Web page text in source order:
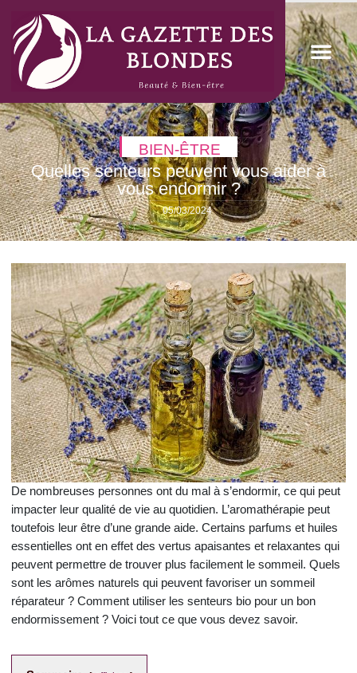
BIEN-ÊTRE
Quelles senteurs peuvent vous aider à
vous endormir ?
05/03/2024
De nombreuses personnes ont du mal à s’endormir, ce qui peut
impacter leur qualité de vie au quotidien. L’aromathérapie peut
toutefois leur être d’une grande aide. Certains parfums et huiles
essentielles ont en effet des vertus apaisantes et relaxantes qui
peuvent permettre de trouver plus facilement le sommeil. Quels
sont les arômes naturels qui peuvent favoriser un sommeil
réparateur ? Comment utiliser les senteurs bio pour un bon
endormissement ? Voici tout ce que vous devez savoir.